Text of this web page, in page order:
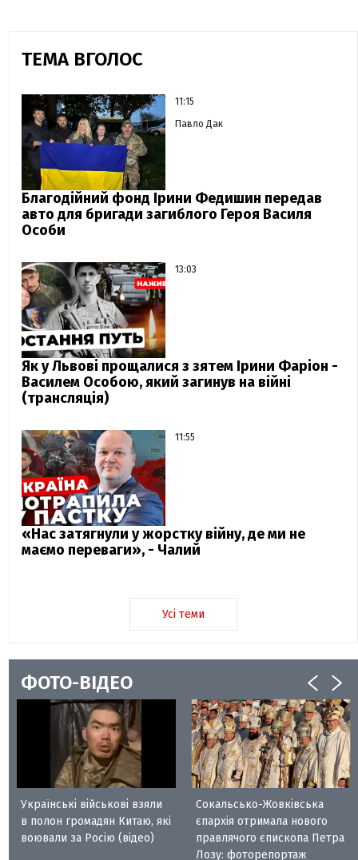
ТЕМА ВГОЛОС
11:15
Павло Дак
Благодійний фонд Ірини Федишин передав
авто для бригади загиблого Героя Василя
Особи
13:03
Як у Львові прощалися з зятем Ірини Фаріон -
Василем Особою, який загинув на війні
(трансляція)
11:55
«Нас затягнули у жорстку війну, де ми не
маємо переваги», - Чалий
Усі теми
ФОТО-ВІДЕО
Українські військові взяли
в полон громадян Китаю, які
воювали за Росію (відео)
Сокальсько-Жовківська
єпархія отримала нового
правлячого єпископа Петра
Лозу: фоторепортаж